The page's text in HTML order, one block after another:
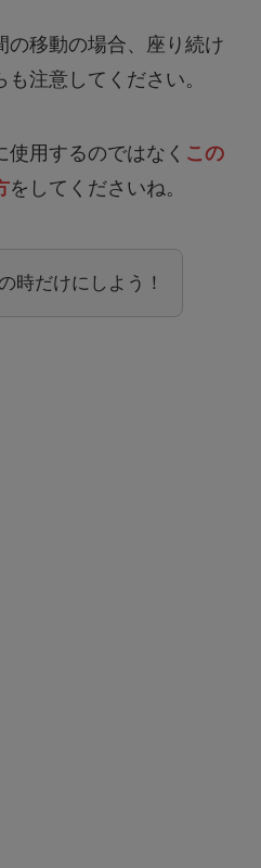
の移動の場合、座り続け
注意してください。
用するのではなく この
をしてくださいね。
時だけにしよう！